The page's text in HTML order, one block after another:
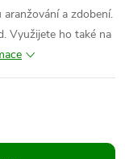
a zdobení.
Využijete ho také na